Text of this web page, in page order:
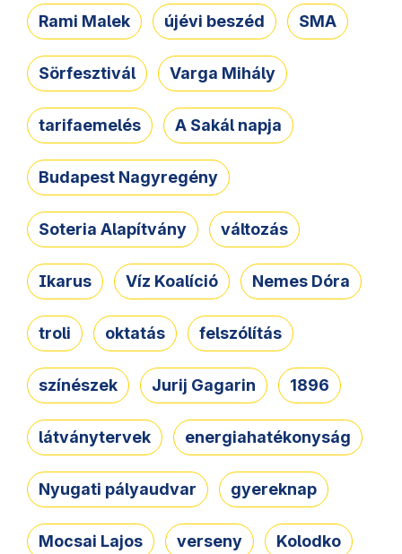
Rami Malek újévi beszéd SMA
Sörfesztivál Varga Mihály
tarifaemelés A Sakál napja
Budapest Nagyregény
Soteria Alapítvány változás
Ikarus Víz Koalíció Nemes Dóra
troli oktatás felszólítás
színészek Jurij Gagarin 1896
látványtervek energiahatékonyság
Nyugati pályaudvar gyereknap
Mocsai Lajos verseny Kolodko